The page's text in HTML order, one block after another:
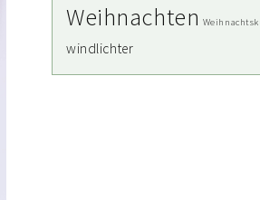
Weihnachten
windlichter